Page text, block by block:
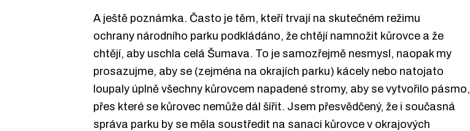
A ještě poznámka. Často je těm, kteří trvají na skutečném režimu
ochrany národního parku podkládáno, že chtějí namnožit kůrovce a že
chtějí, aby uschla celá Šumava. To je samozřejmě nesmysl, naopak my
prosazujme, aby se (zejména na okrajích parku) kácely nebo natojato
loupaly úplně všechny kůrovcem napadené stromy, aby se vytvořilo pásmo,
přes které se kůrovec nemůže dál šířit. Jsem přesvědčený, že i současná
správa parku by se měla soustředit na sanaci kůrovce v okrajových